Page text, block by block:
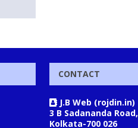
CONTACT
J.B Web (rojdin.in)
3 B Sadananda Road,
Kolkata-700 026